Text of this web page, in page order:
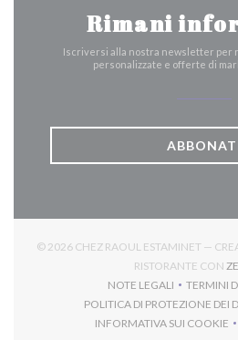
Rimani
Iscriversi alla nostra newsletter per
personalizzate e offerte di
© 2026 CHEZ RAOUL ESTAMINET —
RISTORANTE CON
NOTE LEGALI
((APRE UNA
TERMINI
POLITICA DI PROTEZIONE DEI
INFORMATIVA SUI COOKIE
((APRE UNA